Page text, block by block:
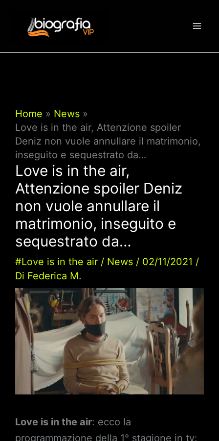
contenuto
Home
News
Love is in the air, Attenzione spoiler
Deniz non vuole annullare il matrimonio,
inseguito e sequestrato da…
Love is in the air,
Attenzione spoiler Deniz
non vuole annullare il
matrimonio, inseguito e
sequestrato da…
#Love is in the air/ News/ 02/11/2021 /
Di Federica M.
Love is in the air: ecco la
programmazione della 1° stagione in tv: